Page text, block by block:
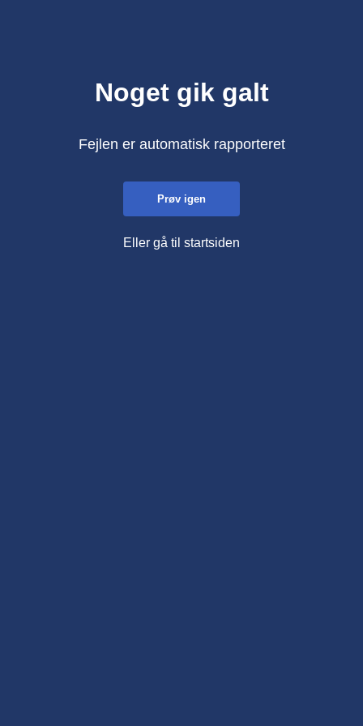
Noget gik galt
Fejlen er automatisk rapporteret
Prøv igen
Eller gå til startsiden